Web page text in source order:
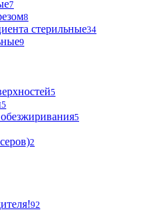
7
8
стерильные34
9
5
5
5
2
92